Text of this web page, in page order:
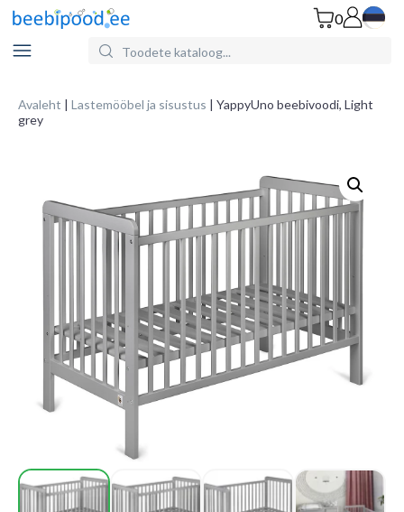
0
Search
Avaleht | Lastemööbel ja sisustus | YappyUno beebivoodi, Light
grey